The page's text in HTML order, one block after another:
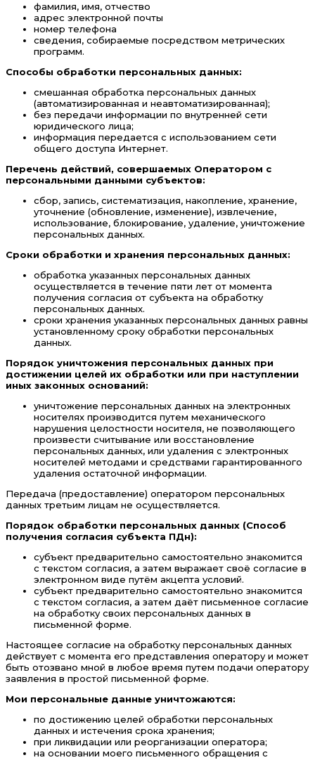
фамилия, имя, отчество
адрес электронной почты
номер телефона
сведения, собираемые посредством метрических
программ.
Способы обработки персональных данных:
смешанная обработка персональных данных
(автоматизированная и неавтоматизированная);
без передачи информации по внутренней сети
юридического лица;
информация передается с использованием сети
общего доступа Интернет.
Перечень действий, совершаемых Оператором с
персональными данными субъектов:
сбор, запись, систематизация, накопление, хранение,
уточнение (обновление, изменение), извлечение,
использование, блокирование, удаление, уничтожение
персональных данных.
Сроки обработки и хранения персональных данных:
обработка указанных персональных данных
осуществляется в течение пяти лет от момента
получения согласия от субъекта на обработку
персональных данных.
сроки хранения указанных персональных данных равны
установленному сроку обработки персональных
данных.
Порядок уничтожения персональных данных при
достижении целей их обработки или при наступлении
иных законных оснований:
уничтожение персональных данных на электронных
носителях производится путем механического
нарушения целостности носителя, не позволяющего
произвести считывание или восстановление
персональных данных, или удаления с электронных
носителей методами и средствами гарантированного
удаления остаточной информации.
Передача (предоставление) оператором персональных
данных третьим лицам не осуществляется.
Порядок обработки персональных данных (Способ
получения согласия субъекта ПДн):
субъект предварительно самостоятельно знакомится
с текстом согласия, а затем выражает своё согласие в
электронном виде путём акцепта условий.
субъект предварительно самостоятельно знакомится
с текстом согласия, а затем даёт письменное согласие
на обработку своих персональных данных в
письменной форме.
Настоящее согласие на обработку персональных данных
действует с момента его представления оператору и может
быть отозвано мной в любое время путем подачи оператору
заявления в простой письменной форме.
Мои персональные данные уничтожаются:
по достижению целей обработки персональных
данных и истечения срока хранения;
при ликвидации или реорганизации оператора;
на основании моего письменного обращения с